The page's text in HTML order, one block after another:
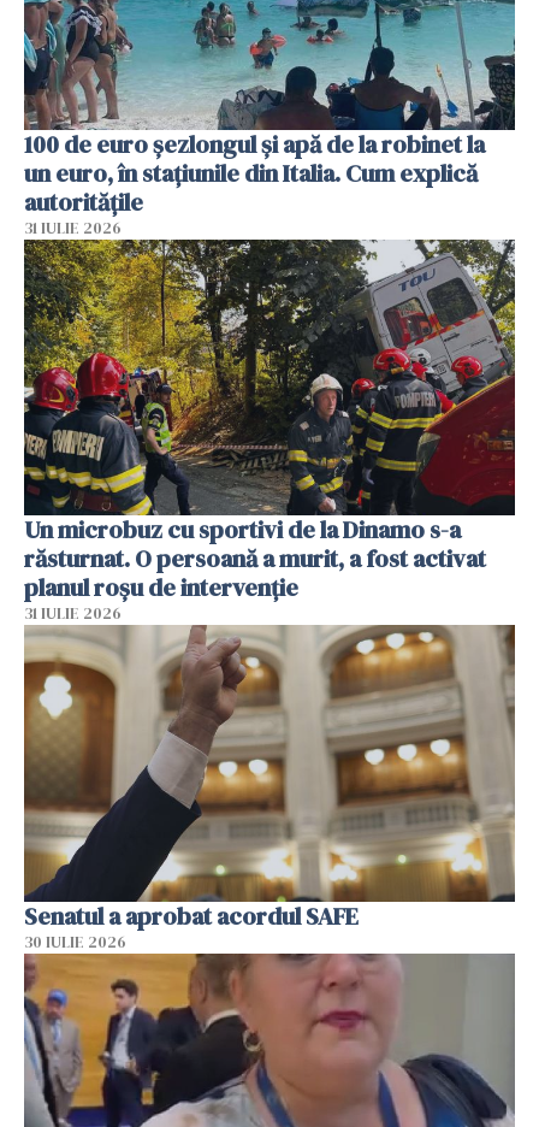
100 de euro șezlongul și apă de la robinet la
un euro, în stațiunile din Italia. Cum explică
autoritățile
31 IULIE 2026
Un microbuz cu sportivi de la Dinamo s-a
răsturnat. O persoană a murit, a fost activat
planul roșu de intervenție
31 IULIE 2026
Senatul a aprobat acordul SAFE
30 IULIE 2026